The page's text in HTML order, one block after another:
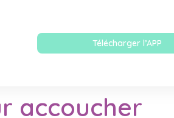
Télécharger l’APP
accoucher